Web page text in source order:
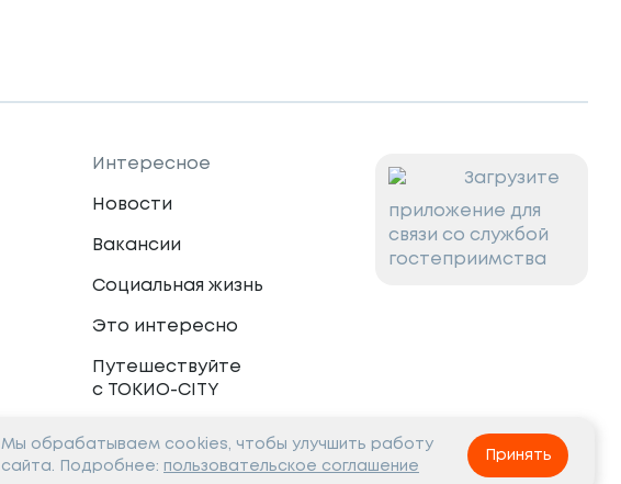
Интересное
Новости
Вакансии
Социальная жизнь
Это интересно
Путешествуйте
с ТОКИО-CITY
Партнёрам
Загрузите
приложение для
связи со службой
гостеприимства
Мы обрабатываем cookies, чтобы улучшить работу
сайта. Подробнее: пользовательское соглашение
Принять